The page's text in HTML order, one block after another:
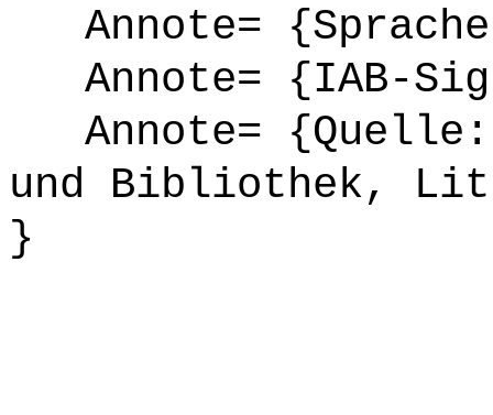
Annote=
Annote= {IAB-
Annote= {Quelle:
und Bibliothek,
}